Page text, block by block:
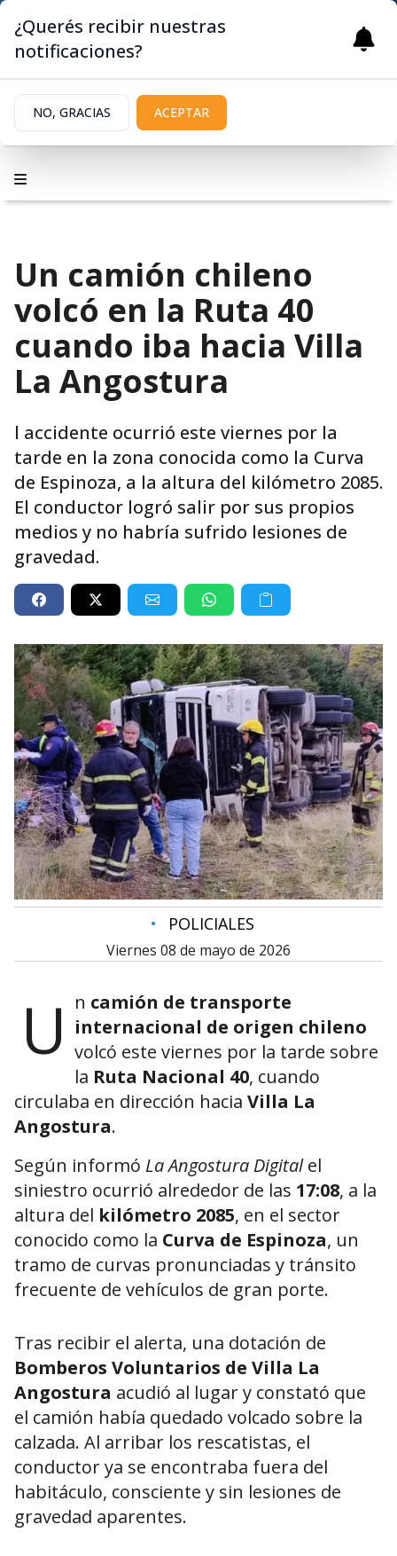
Un camión chileno
volcó en la Ruta 40
cuando iba hacia Villa
La Angostura
l accidente ocurrió este viernes por la
tarde en la zona conocida como la Curva
de Espinoza, a la altura del kilómetro 2085.
El conductor logró salir por sus propios
medios y no habría sufrido lesiones de
gravedad.
• POLICIALES
viernes 08 de mayo de 2026
U n camión de transporte
internacional de origen chileno
volcó este viernes por la tarde sobre
la Ruta Nacional 40, cuando
circulaba en dirección hacia Villa La
Angostura.
Según informó La Angostura Digitalel
siniestro ocurrió alrededor de las 17:08, a la
altura del kilómetro 2085, en el sector
conocido como la Curva de Espinoza, un
tramo de curvas pronunciadas y tránsito
frecuente de vehículos de gran porte.
Tras recibir el alerta, una dotación de
Bomberos Voluntarios de Villa La
Angostura acudió al lugar y constató que
el camión había quedado volcado sobre la
calzada. Al arribar los rescatistas, el
conductor ya se encontraba fuera del
habitáculo, consciente y sin lesiones de
gravedad aparentes.
¿Querés recibir nuestras
notificaciones?
NO, GRACIAS ACEPTAR